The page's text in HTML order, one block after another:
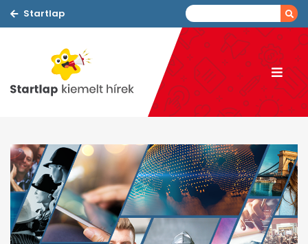
Startlap